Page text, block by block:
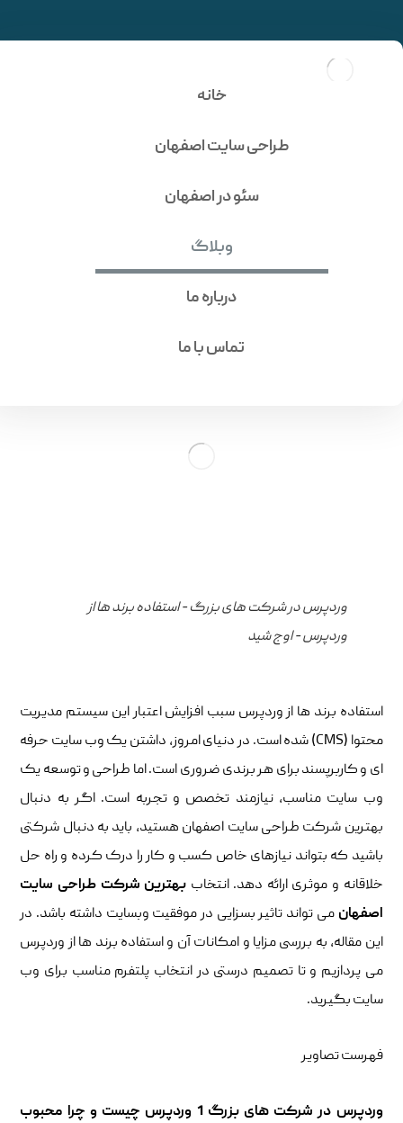
خانه
طراحی سایت اصفهان
سئو در اصفهان
وبلاگ
درباره ما
تماس با ما
استفاده برند ها از وردپرس
مهم
وردپرس در شرکت های بزرگ - استفاده برند ها از
وردپرس - اوج شید
استفاده برند ها از وردپرس سبب افزایش اعتبار این سیستم مدیریت
محتوا (CMS) شده است. در دنیای امروز، داشتن یک وب سایت حرفه
ای و کاربرپسند برای هر برندی ضروری است. اما طراحی و توسعه یک
وب سایت مناسب، نیازمند تخصص و تجربه است. اگر به دنبال
بهترین شرکت طراحی سایت اصفهان هستید، باید به دنبال شرکتی
باشید که بتواند نیازهای خاص کسب و کار را درک کرده و راه حل
خلاقانه و موثری ارائه دهد. انتخاب بهترین شرکت طراحی سایت
اصفهان می تواند تاثیر بسزایی در موفقیت وبسایت داشته باشد. در
این مقاله، به بررسی مزایا و امکانات آن و استفاده برند ها از وردپرس
می پردازیم و تا تصمیم درستی در انتخاب پلتفرم مناسب برای وب
سایت بگیرید.
فهرست تصاویر
وردپرس در شرکت های بزرگ 1 وردپرس چیست و چرا محبوب